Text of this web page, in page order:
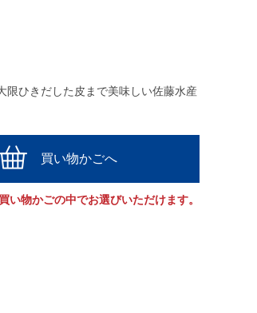
限ひきだした皮まで美味しい佐藤水産
買い物かごへ
い物かごの中でお選びいただけます。